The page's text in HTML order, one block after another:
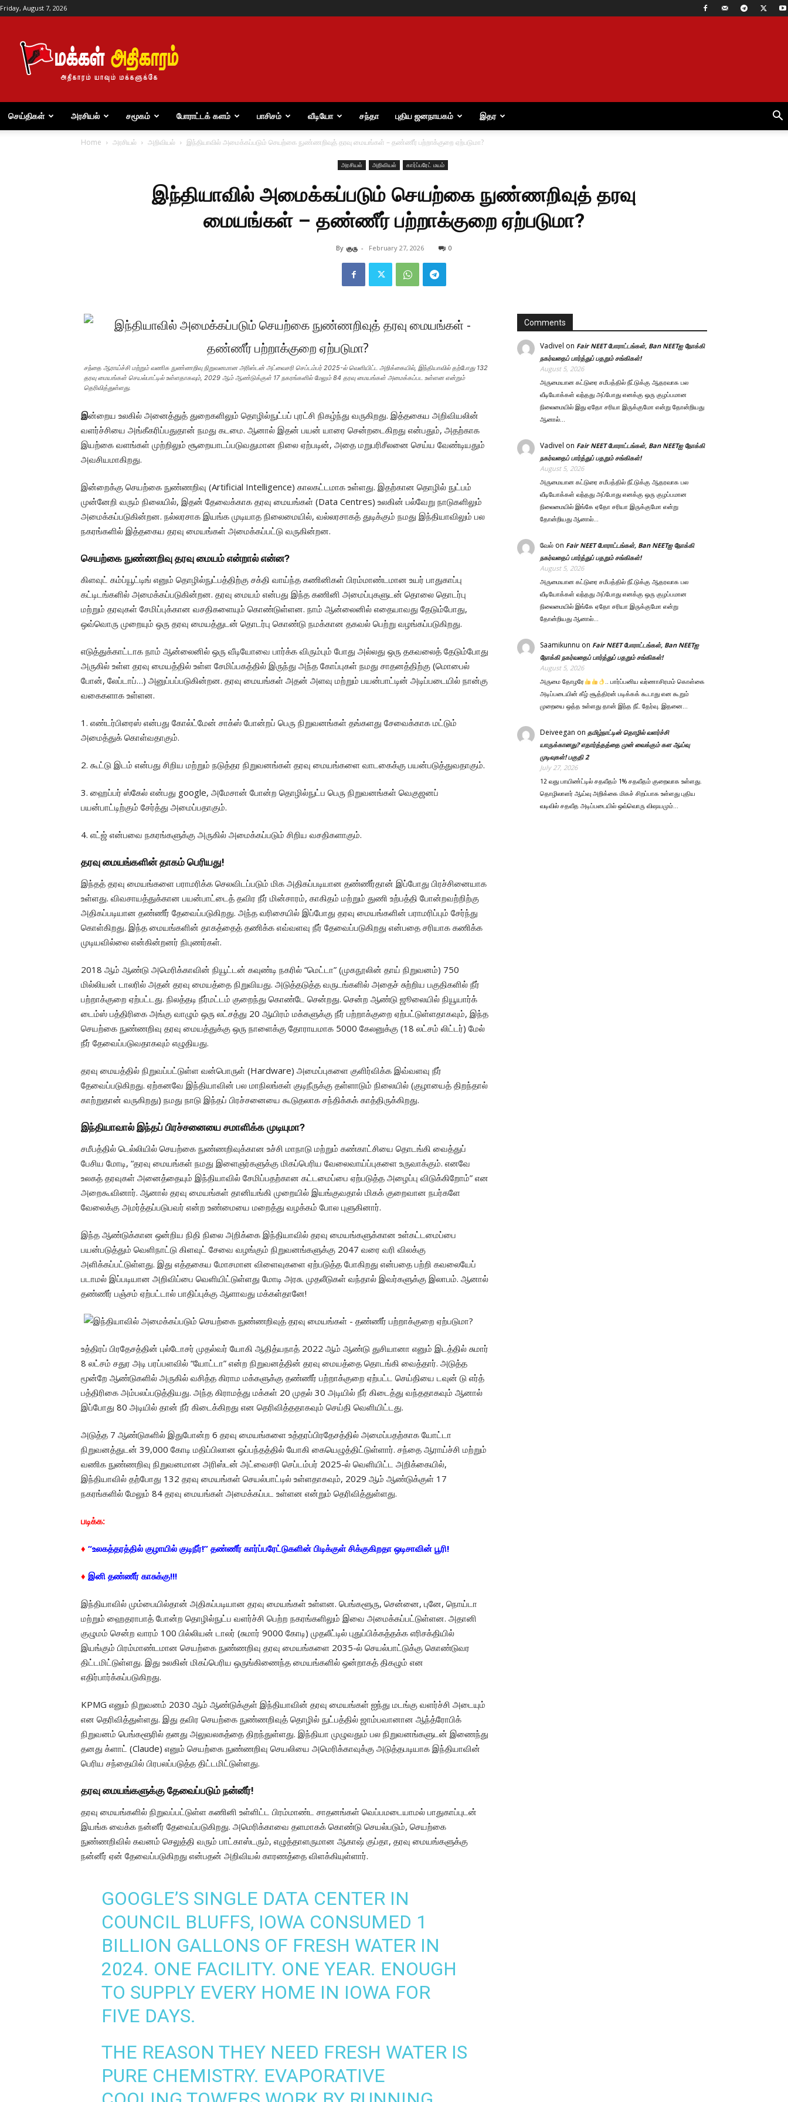
Friday, August 7, 2026
அதிகாரம்
செய்திகள் அரசியல் சமூகம் போராட்டக் களம் பாசிசம் வீடியோ சந்தா புதிய ஜனநாயகம் இதர
Home அரசியல் அறிவியல் இந்தியாவில் அமைக்கப்படும் செயற்கை நுண்ணறிவுத் தரவு மையங்கள் – தண்ணீர் பற்றாக்குறை ஏற்படுமா?
அரசியல் அறிவியல் கார்ப்பரேட் மயம்
இந்தியாவில் அமைக்கப்படும் செயற்கை நுண்ணறிவுத் தரவு
மையங்கள் – தண்ணீர் பற்றாக்குறை ஏற்படுமா?
By குரு - February 27, 2026 0
சந்தை ஆராய்ச்சி மற்றும் வணிக நுண்ணறிவு நிறுவனமான அரிஸ்டன் அட்வைசரி செப்டம்பர் 2025-ல் வெளியிட்ட அறிக்கையில், இந்தியாவில் தற்போது 132
தரவு மையங்கள் செயல்பாட்டில் உள்ளதாகவும், 2029 ஆம் ஆண்டுக்குள் 17 நகரங்களில் மேலும் 84 தரவு மையங்கள் அமைக்கப்பட உள்ளன என்றும்
தெரிவித்துள்ளது.
இன்றைய உலகில் அனைத்துத் துறைகளிலும் தொழில்நுட்பப் புரட்சி நிகழ்ந்து வருகிறது. இத்தகைய அறிவியலின்
வளர்ச்சியை அங்கீகரிப்பதுதான் நமது கடமை. ஆனால் இதன் பயன் யாரை சென்றடைகிறது என்பதும், அதற்காக
இயற்கை வளங்கள் முற்றிலும் சூறையாடப்படுவதுமான நிலை ஏற்படின், அதை மறுபரிசீலனை செய்ய வேண்டியதும்
அவசியமாகிறது.
இன்றைக்கு செயற்கை நுண்ணறிவு (Artificial Intelligence) காலகட்டமாக உள்ளது. இதற்கான தொழில் நுட்பம்
முன்னேறி வரும் நிலையில், இதன் தேவைக்காக தரவு மையங்கள் (Data Centres) உலகின் பல்வேறு நாடுகளிலும்
அமைக்கப்படுகின்றன. நல்லரசாக இயங்க முடியாத நிலைமையில், வல்லரசாகத் துடிக்கும் நமது இந்தியாவிலும் பல
நகரங்களில் இத்தகைய தரவு மையங்கள் அமைக்கப்பட்டு வருகின்றன.
செயற்கை நுண்ணறிவு தரவு மையம் என்றால் என்ன?
கிளவுட் கம்ப்யூட்டிங் எனும் தொழில்நுட்பத்திற்கு சக்தி வாய்ந்த கணினிகள் பிரம்மாண்டமான உயர் பாதுகாப்பு
கட்டிடங்களில் அமைக்கப்படுகின்றன. தரவு மையம் என்பது இந்த கணினி அமைப்புகளுடன் தொலை தொடர்பு
மற்றும் தரவுகள் சேமிப்புக்கான வசதிகளையும் கொண்டுள்ளன. நாம் ஆன்லைனில் எதையாவது தேடும்போது,
ஒவ்வொரு முறையும் ஒரு தரவு மையத்துடன் தொடர்பு கொண்டு நமக்கான தகவல் பெற்று வழங்கப்படுகிறது.
எடுத்துக்காட்டாக நாம் ஆன்லைனில் ஒரு வீடியோவை பார்க்க விரும்பும் போது அல்லது ஒரு தகவலைத் தேடும்போது
அருகில் உள்ள தரவு மையத்தில் உள்ள சேமிப்பகத்தில் இருந்து அந்த கோப்புகள் நமது சாதனத்திற்கு (மொபைல்
போன், லேப்டாப்…) அனுப்பப்படுகின்றன. தரவு மையங்கள் அதன் அளவு மற்றும் பயன்பாட்டின் அடிப்படையில் நான்கு
வகைகளாக உள்ளன.
1. எண்டர்பிரைஸ் என்பது கோல்ட்மேன் சாக்ஸ் போன்றப் பெரு நிறுவனங்கள் தங்களது சேவைக்காக மட்டும்
அமைத்துக் கொள்வதாகும்.
2. கூட்டு இடம் என்பது சிறிய மற்றும் நடுத்தர நிறுவனங்கள் தரவு மையங்களை வாடகைக்கு பயன்படுத்துவதாகும்.
3. ஹைப்பர் ஸ்கேல் என்பது google, அமேசான் போன்ற தொழில்நுட்ப பெரு நிறுவனங்கள் வெகுஜனப்
பயன்பாட்டிற்கும் சேர்த்து அமைப்பதாகும்.
4. எட்ஜ் என்பவை நகரங்களுக்கு அருகில் அமைக்கப்படும் சிறிய வசதிகளாகும்.
தரவு மையங்களின் தாகம் பெரியது!
இந்தத் தரவு மையங்களை பராமரிக்க செலவிடப்படும் மிக அதிகப்படியான தண்ணீர்தான் இப்போது பிரச்சினையாக
உள்ளது. விவசாயத்துக்கான பயன்பாட்டைத் தவிர நீர் மின்சாரம், காகிதம் மற்றும் துணி உற்பத்தி போன்றவற்றிற்கு
அதிகப்படியான தண்ணீர் தேவைப்படுகிறது. அந்த வரிசையில் இப்போது தரவு மையங்களின் பராமரிப்பும் சேர்ந்து
கொள்கிறது. இந்த மையங்களின் தாகத்தைத் தணிக்க எவ்வளவு நீர் தேவைப்படுகிறது என்பதை சரியாக கணிக்க
முடியவில்லை என்கின்றனர் நிபுணர்கள்.
2018 ஆம் ஆண்டு அமெரிக்காவின் நியூட்டன் கவுண்டி நகரில் “மெட்டா” (முகநூலின் தாய் நிறுவனம்) 750
மில்லியன் டாலரில் அதன் தரவு மையத்தை நிறுவியது. அடுத்தடுத்த வருடங்களில் அதைச் சுற்றிய பகுதிகளில் நீர்
பற்றாக்குறை ஏற்பட்டது. நிலத்தடி நீர்மட்டம் குறைந்து கொண்டே சென்றது. சென்ற ஆண்டு ஜூலையில் நியூயார்க்
டைம்ஸ் பத்திரிகை அங்கு வாழும் ஒரு லட்சத்து 20 ஆயிரம் மக்களுக்கு நீர் பற்றாக்குறை ஏற்பட்டுள்ளதாகவும், இந்த
செயற்கை நுண்ணறிவு தரவு மையத்துக்கு ஒரு நாளைக்கு தோராயமாக 5000 கேலனுக்கு (18 லட்சம் லிட்டர்) மேல்
நீர் தேவைப்படுவதாகவும் எழுதியது.
தரவு மையத்தில் நிறுவப்பட்டுள்ள வன்பொருள் (Hardware) அமைப்புகளை குளிர்விக்க இவ்வளவு நீர்
தேவைப்படுகிறது. ஏற்கனவே இந்தியாவின் பல மாநிலங்கள் குடிநீருக்கு தள்ளாடும் நிலையில் (குழாயைத் திறந்தால்
காற்றுதான் வருகிறது) நமது நாடு இந்தப் பிரச்சனையை கூடுதலாக சந்திக்கக் காத்திருக்கிறது.
இந்தியாவால் இந்தப் பிரச்சனையை சமாளிக்க முடியுமா?
சமீபத்தில் டெல்லியில் செயற்கை நுண்ணறிவுக்கான உச்சி மாநாடு மற்றும் கண்காட்சியை தொடங்கி வைத்துப்
பேசிய மோடி, “தரவு மையங்கள் நமது இளைஞர்களுக்கு மிகப்பெரிய வேலைவாய்ப்புகளை உருவாக்கும். எனவே
உலகத் தரவுகள் அனைத்தையும் இந்தியாவில் சேமிப்பதற்கான கட்டமைப்பை ஏற்படுத்த அழைப்பு விடுக்கிறோம்” என
அறைகூவினார். ஆனால் தரவு மையங்கள் தானியங்கி முறையில் இயங்குவதால் மிகக் குறைவான நபர்களே
வேலைக்கு அமர்த்தப்படுபவர் என்ற உண்மையை மறைத்து வழக்கம் போல புளுகினார்.
இந்த ஆண்டுக்கான ஒன்றிய நிதி நிலை அறிக்கை இந்தியாவில் தரவு மையங்களுக்கான உள்கட்டமைப்பை
பயன்படுத்தும் வெளிநாட்டு கிளவுட் சேவை வழங்கும் நிறுவனங்களுக்கு 2047 வரை வரி விலக்கு
அளிக்கப்பட்டுள்ளது. இது எத்தகைய மோசமான விளைவுகளை ஏற்படுத்த போகிறது என்பதை பற்றி கவலையேப்
படாமல் இப்படியான அறிவிப்பை வெளியிட்டுள்ளது மோடி அரசு. முதலீடுகள் வந்தால் இவர்களுக்கு இலாபம். ஆனால்
தண்ணீர் பஞ்சம் ஏற்பட்டால் பாதிப்புக்கு ஆளாவது மக்கள்தானே!
உத்திரப் பிரதேசத்தின் புல்டோசர் முதல்வர் யோகி ஆதித்யநாத் 2022 ஆம் ஆண்டு துசியானா எனும் இடத்தில் சுமார்
8 லட்சம் சதுர அடி பரப்பளவில் “யோட்டா” என்ற நிறுவனத்தின் தரவு மையத்தை தொடங்கி வைத்தார். அடுத்த
மூன்றே ஆண்டுகளில் அருகில் வசித்த கிராம மக்களுக்கு தண்ணீர் பற்றாக்குறை ஏற்பட்ட செய்தியை டவுன் டு எர்த்
பத்திரிகை அம்பலப்படுத்தியது. அந்த கிராமத்து மக்கள் 20 முதல் 30 அடியில் நீர் கிடைத்து வந்ததாகவும் ஆனால்
இப்போது 80 அடியில் தான் நீர் கிடைக்கிறது என தெரிவித்ததாகவும் செய்தி வெளியிட்டது.
அடுத்த 7 ஆண்டுகளில் இதுபோன்ற 6 தரவு மையங்களை உத்தரப்பிரதேசத்தில் அமைப்பதற்காக யோட்டா
நிறுவனத்துடன் 39,000 கோடி மதிப்பிலான ஒப்பந்தத்தில் யோகி கையெழுத்திட்டுள்ளார். சந்தை ஆராய்ச்சி மற்றும்
வணிக நுண்ணறிவு நிறுவனமான அரிஸ்டன் அட்வைசரி செப்டம்பர் 2025-ல் வெளியிட்ட அறிக்கையில்,
இந்தியாவில் தற்போது 132 தரவு மையங்கள் செயல்பாட்டில் உள்ளதாகவும், 2029 ஆம் ஆண்டுக்குள் 17
நகரங்களில் மேலும் 84 தரவு மையங்கள் அமைக்கப்பட உள்ளன என்றும் தெரிவித்துள்ளது.
படிக்க:
♦ “உலகத்தரத்தில் குழாயில் குடிநீர்!” தண்ணீர் கார்ப்பரேட்டுகளின் பிடிக்குள் சிக்குகிறதா ஒடிசாவின் பூரி!
♦ இனி தண்ணீர் காசுக்கு!!!
இந்தியாவில் மும்பையில்தான் அதிகப்படியான தரவு மையங்கள் உள்ளன. பெங்களூரு, சென்னை, புனே, நொய்டா
மற்றும் ஹைதராபாத் போன்ற தொழில்நுட்ப வளர்ச்சி பெற்ற நகரங்களிலும் இவை அமைக்கப்பட்டுள்ளன. அதானி
குழுமம் சென்ற வாரம் 100 பில்லியன் டாலர் (சுமார் 9000 கோடி) முதலீட்டில் புதுப்பிக்கத்தக்க எரிசக்தியில்
இயங்கும் பிரம்மாண்டமான செயற்கை நுண்ணறிவு தரவு மையங்களை 2035-ல் செயல்பாட்டுக்கு கொண்டுவர
திட்டமிட்டுள்ளது. இது உலகின் மிகப்பெரிய ஒருங்கிணைந்த மையங்களில் ஒன்றாகத் திகழும் என
எதிர்பார்க்கப்படுகிறது.
KPMG எனும் நிறுவனம் 2030 ஆம் ஆண்டுக்குள் இந்தியாவின் தரவு மையங்கள் ஐந்து மடங்கு வளர்ச்சி அடையும்
என தெரிவித்துள்ளது. இது தவிர செயற்கை நுண்ணறிவுத் தொழில் நுட்பத்தில் ஜாம்பவானான ஆந்த்ரோபிக்
நிறுவனம் பெங்களூரில் தனது அலுவலகத்தை திறந்துள்ளது. இந்தியா முழுவதும் பல நிறுவனங்களுடன் இணைந்து
தனது க்ளாட் (Claude) எனும் செயற்கை நுண்ணறிவு செயலியை அமெரிக்காவுக்கு அடுத்தபடியாக இந்தியாவின்
பெரிய சந்தையில் பிரபலப்படுத்த திட்டமிட்டுள்ளது.
தரவு மையங்களுக்கு தேவைப்படும் நன்னீர்!
தரவு மையங்களில் நிறுவப்பட்டுள்ள கணினி உள்ளிட்ட பிரம்மாண்ட சாதனங்கள் வெப்பமடையாமல் பாதுகாப்புடன்
இயங்க வைக்க நன்னீர் தேவைப்படுகிறது. அமெரிக்காவை தளமாகக் கொண்டு செயல்படும், செயற்கை
நுண்ணறிவில் கவனம் செலுத்தி வரும் பாட்காஸ்டரும், எழுத்தாளருமான ஆகாஷ் குப்தா, தரவு மையங்களுக்கு
நன்னீர் ஏன் தேவைப்படுகிறது என்பதன் அறிவியல் காரணத்தை விளக்கியுள்ளார்.
GOOGLE’S SINGLE DATA CENTER IN
COUNCIL BLUFFS, IOWA CONSUMED 1
BILLION GALLONS OF FRESH WATER IN
2024. ONE FACILITY. ONE YEAR. ENOUGH
TO SUPPLY EVERY HOME IN IOWA FOR
FIVE DAYS.
THE REASON THEY NEED FRESH WATER IS
PURE CHEMISTRY. EVAPORATIVE
Comments
Vadivel on Fair NEET போராட்டங்கள், Ban NEETஐ நோக்கி
நகர்வதைப் பார்த்துப் பதறும் சங்கிகள்!
August 5, 2026
அருமையான கட்டுரை சமீபத்தில் நீட்டுக்கு ஆதரவாக பல
வீடியோக்கள் வந்தது அப்போது எனக்கு ஒரு குழப்பமான
நிலைமையில் இது ஏதோ சரியா இருக்குமோ என்று தோன்றியது
ஆனால்…
Vadivel on Fair NEET போராட்டங்கள், Ban NEETஐ நோக்கி
நகர்வதைப் பார்த்துப் பதறும் சங்கிகள்!
August 5, 2026
அருமையான கட்டுரை சமீபத்தில் நீட்டுக்கு ஆதரவாக பல
வீடியோக்கள் வந்தது அப்போது எனக்கு ஒரு குழப்பமான
நிலைமையில் இங்கே ஏதோ சரியா இருக்குமோ என்று
தோன்றியது ஆனால்…
வேல் on Fair NEET போராட்டங்கள், Ban NEETஐ நோக்கி
நகர்வதைப் பார்த்துப் பதறும் சங்கிகள்!
August 5, 2026
அருமையான கட்டுரை சமீபத்தில் நீட்டுக்கு ஆதரவாக பல
வீடியோக்கள் வந்தது அப்போது எனக்கு ஒரு குழப்பமான
நிலைமையில் இங்கே ஏதோ சரியா இருக்குமோ என்று
தோன்றியது ஆனால்…
Saamikunnu on Fair NEET போராட்டங்கள், Ban NEETஐ
நோக்கி நகர்வதைப் பார்த்துப் பதறும் சங்கிகள்!
August 5, 2026
அருமை தோழரே
.. பார்ப்பனிய வர்ணாசிரமம் கொள்கை
அடிப்படையின் கீழ் சூத்திரன் படிக்கக் கூடாது என கூறும்
முறையை ஒத்த உள்ளது தான் இந்த நீட் தேர்வு. இதனை…
Deiveegan on தமிழ்நாட்டின் தொழில் வளர்ச்சி
யாருக்கானது? எதார்த்தத்தை முன் வைக்கும் கள ஆய்வு
முடிவுகள்! பகுதி 2
July 27, 2026
12 வது பாயிண்ட்டில் சதவீதம் 1% சதவீதம் குறைவாக உள்ளது.
தொழிலாளர் ஆய்வு அறிக்கை மிகச் சிறப்பாக உள்ளது புதிய
வடிவில் சதவீத அடிப்படையில் ஒவ்வொரு விஷயமும்…